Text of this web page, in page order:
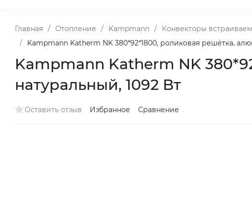
Главная / Отопление / Kampmann / Конвекторы
/
Kampmann Katherm NK 380*92*1800, роликовая решётка,
Kampmann Katherm NK
натуральный, 1092 Вт
Оставить отзыв Избранное Сравнение